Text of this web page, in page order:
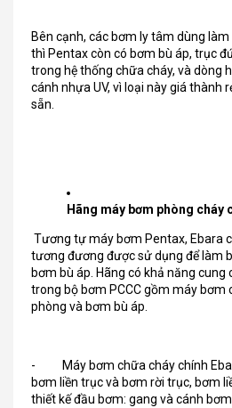
Bên cạnh, các bơm ly tâm dùng
thì Pentax còn có bơm bù áp, trục
trong hệ thống chữa cháy, và dòng
cánh nhựa UV, vì loại này giá thành
sẵn.
Hãng máy bơm phòng cháy
Tương tự máy bơm Pentax, Ebara
tương đương được sử dụng để làm
bơm bù áp. Hãng có khả năng cung
trong bộ bơm PCCC gồm máy bơm
phòng và bơm bù áp.
- Máy bơm chữa cháy chính
bơm liền trục và bơm rời trục, bơm
thiết kế đầu bơm: gang và cánh